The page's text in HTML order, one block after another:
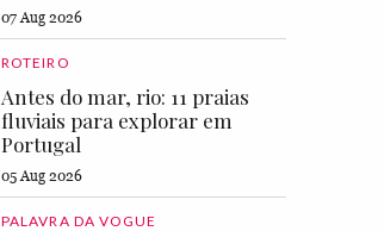
07 Aug 2026
ROTEIRO
Antes do mar, rio: 11 praias
fluviais para explorar em
Portugal
05 Aug 2026
PALAVRA DA VOGUE